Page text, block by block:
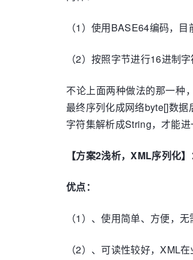
（1）使用BASE64编码，
（2）按照字节进行16进制
不论上面两种做法的那一种
最终序列化成网络byte[]数
字符集解析成String，才能
【方案2浅析，XML序列化】
优点：
（1）、使用简单、方便，
（2）、可读性较好，XML